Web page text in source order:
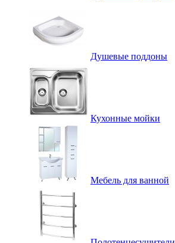
Душевые поддоны
Кухонные мойки
Мебель для ванной